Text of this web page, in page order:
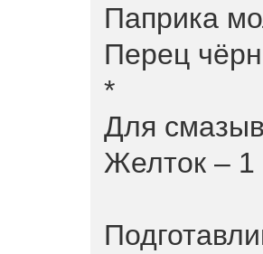
Паприка
Перец
*
Для
Желток – 1